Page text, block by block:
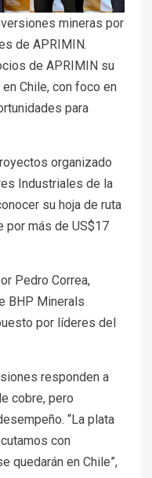
mineras por
de APRIMIN.
de APRIMIN su
Chile, con foco en
para
organizado
Industriales de la
su hoja de ruta
por más de US$17
Pedro Correa,
BHP Minerals
por líderes del
responden a
cobre, pero
“La plata
con
quedarán en Chile”,